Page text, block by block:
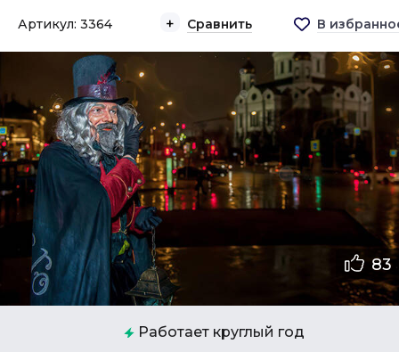
Артикул: 3364 Сравнить В
83
Работает круглый год